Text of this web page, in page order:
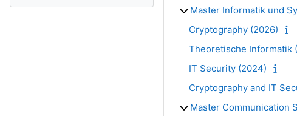
Master Informatik und
Cryptography (2026)
Theoretische Informatik
IT Security (2024)
Cryptography and IT
Master Communication